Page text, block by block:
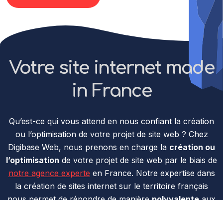
Votre site internet made
in France
Qu’est-ce qui vous attend en nous confiant la création
ou l’optimisation de votre projet de site web ? Chez
Digibase Web, nous prenons en charge la création ou
l’optimisation de votre projet de site web par le biais de
notre agence experte en France. Notre expertise dans
la création de sites internet sur le territoire français